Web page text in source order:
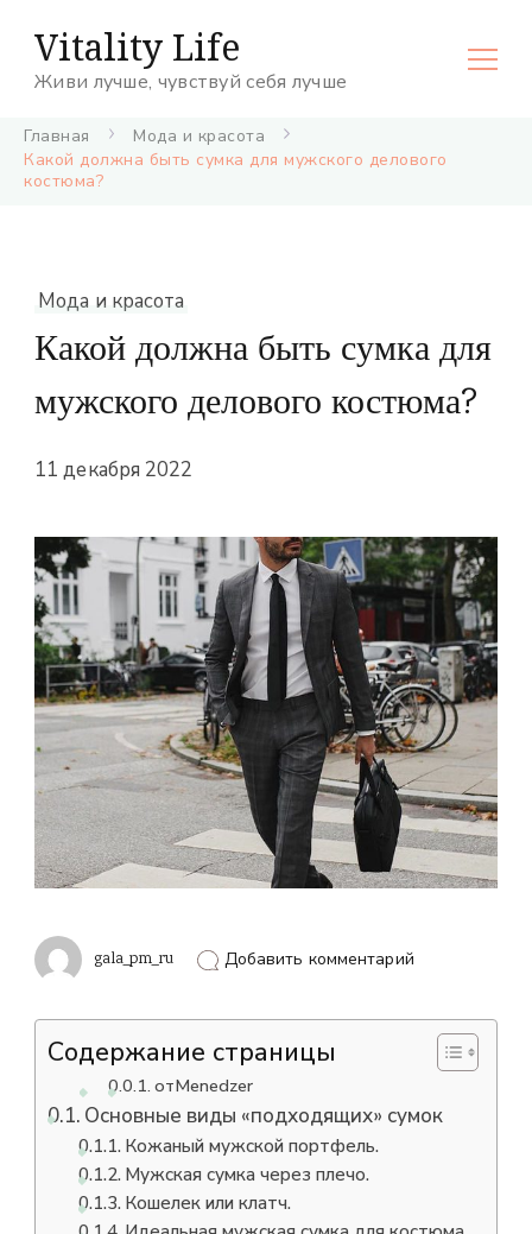
Vitality Life
Живи лучше, чувствуй себя лучше
Главная
Мода и красота
Какой должна быть сумка для мужского делового
костюма?
Мода и красота
Какой должна быть сумка для
мужского делового костюма?
11 декабря 2022
gala_pm_ru Добавить комментарийк
должна
быть
сумка
мужского
делового
Содержание страницы
отMenedzer
Основные виды «подходящих» сумок
Кожаный мужской портфель.
Мужская сумка через плечо.
Кошелек или клатч.